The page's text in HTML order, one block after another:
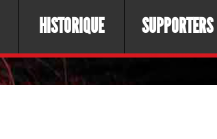
HISTORIQUE SUPPORTERS